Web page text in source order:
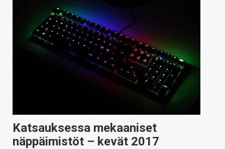
Katsauksessa mekaaniset
näppäimistöt – kevät 2017